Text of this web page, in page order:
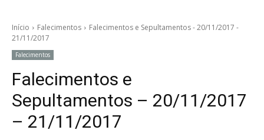
Início Falecimentos
Falecimentos e Sepultamentos - 20/11/2017 -
21/11/2017
Falecimentos
Falecimentos e
Sepultamentos – 20/11/2017
– 21/11/2017